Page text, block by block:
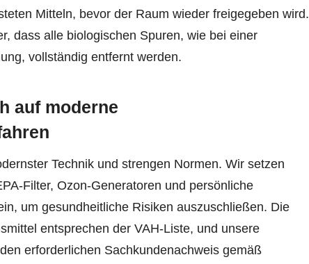
Mitteln, bevor der Raum wieder freigegeben wird.
dass alle biologischen Spuren, wie bei einer
vollständig entfernt werden.
auf moderne
Technik und strengen Normen. Wir setzen
Filter, Ozon-Generatoren und persönliche
um gesundheitliche Risiken auszuschließen. Die
entsprechen der VAH-Liste, und unsere
erforderlichen Sachkundenachweis gemäß